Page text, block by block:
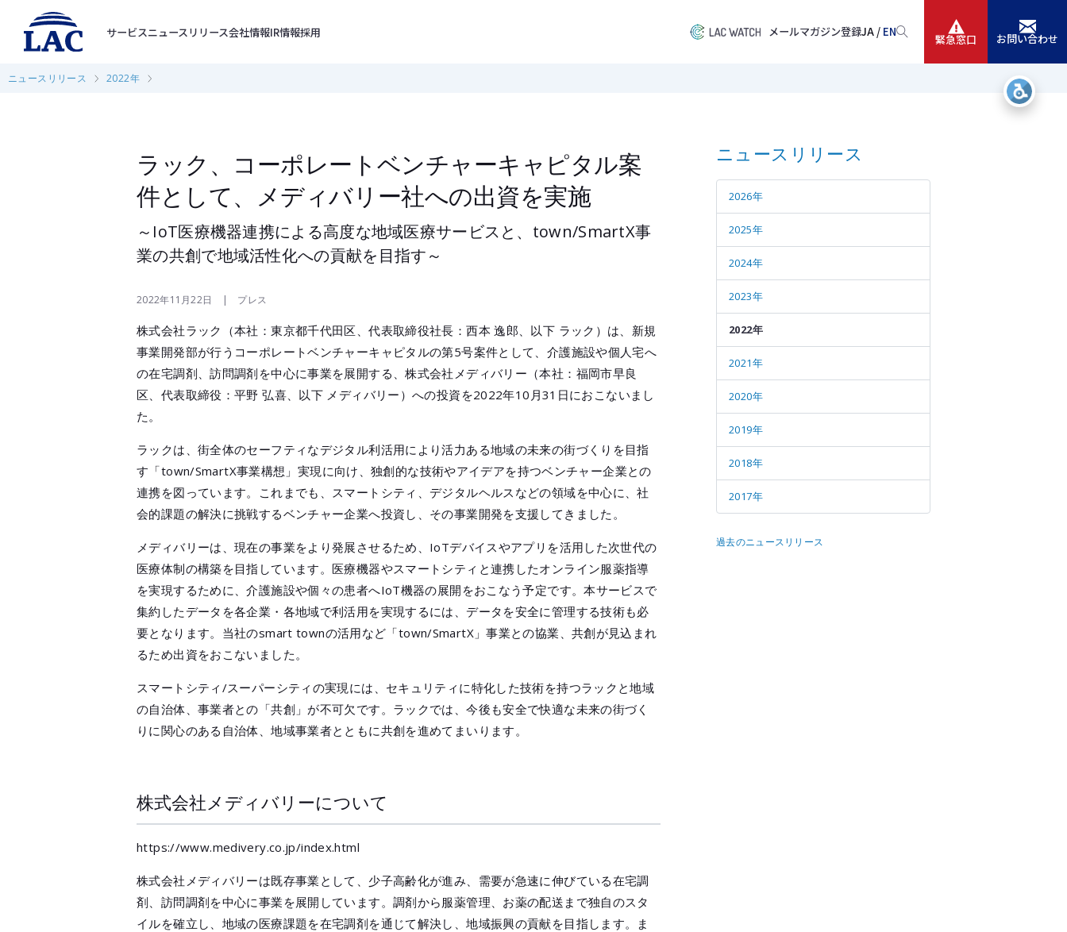
サービスニュースリリース会社情報IR情報採用 メールマガジン登録JA / EN 緊急窓口 お問い合わせ
会社情報
採用
ニュースリリース 2022年
ラック、コーポレートベンチャーキャピタル案
件として、メディバリー社への出資を実施
～IoT医療機器連携による高度な地域医療サービスと、town/SmartX事
業の共創で地域活性化への貢献を目指す～
2022年11月22日 | プレス
株式会社ラック（本社：東京都千代田区、代表取締役社長：西本 逸郎、以下 ラック）は、新規
事業開発部が行うコーポレートベンチャーキャピタルの第5号案件として、介護施設や個人宅へ
の在宅調剤、訪問調剤を中心に事業を展開する、株式会社メディバリー（本社：福岡市早良
区、代表取締役：平野 弘喜、以下 メディバリー）への投資を2022年10月31日におこないまし
た。
ラックは、街全体のセーフティなデジタル利活用により活力ある地域の未来の街づくりを目指
す「town/SmartX事業構想」実現に向け、独創的な技術やアイデアを持つベンチャー企業との
連携を図っています。これまでも、スマートシティ、デジタルヘルスなどの領域を中心に、社
会的課題の解決に挑戦するベンチャー企業へ投資し、その事業開発を支援してきました。
メディバリーは、現在の事業をより発展させるため、IoTデバイスやアプリを活用した次世代の
医療体制の構築を目指しています。医療機器やスマートシティと連携したオンライン服薬指導
を実現するために、介護施設や個々の患者へIoT機器の展開をおこなう予定です。本サービスで
集約したデータを各企業・各地域で利活用を実現するには、データを安全に管理する技術も必
要となります。当社のsmart townの活用など「town/SmartX」事業との協業、共創が見込まれ
るため出資をおこないました。
スマートシティ/スーパーシティの実現には、セキュリティに特化した技術を持つラックと地域
の自治体、事業者との「共創」が不可欠です。ラックでは、今後も安全で快適な未来の街づく
りに関心のある自治体、地域事業者とともに共創を進めてまいります。
株式会社メディバリーについて
https://www.medivery.co.jp/index.html
株式会社メディバリーは既存事業として、少子高齢化が進み、需要が急速に伸びている在宅調
剤、訪問調剤を中心に事業を展開しています。調剤から服薬管理、お薬の配送まで独自のスタ
イルを確立し、地域の医療課題を在宅調剤を通じて解決し、地域振興の貢献を目指します。ま
ニュースリリース
2026年
2025年
2024年
2023年
2022年
2021年
2020年
2019年
2018年
2017年
過去のニュースリリース